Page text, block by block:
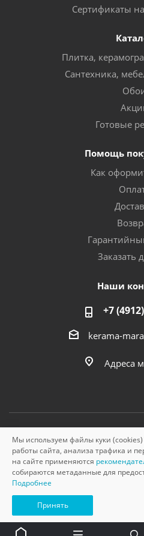
Сертификаты
Плитка,
Сантехника,
Готовые
Помощь
Как
Заказать
Наши
+7
kerama-
Адреса
© «Керама Марацци»,
Мы используем файлы куки
работы сайта, анализа трафика и
на сайте применяются
собираются метаданные для
Подробнее
Принять